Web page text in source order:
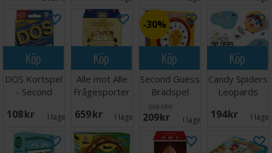
Köp
DOS Kortspel
- Second
108 SEK I lager: 5
Köp
Alle mot Alle
Frågesporter
659 SEK I lager: 1
Köp
30%
Second Guess
Brädspel
298 SEK
209 SEK I lager:
Köp
Candy Spiders
Leopards
194 SEK I